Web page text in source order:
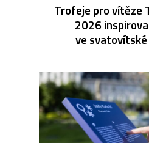
Trofeje pro vítěze
2026
ve